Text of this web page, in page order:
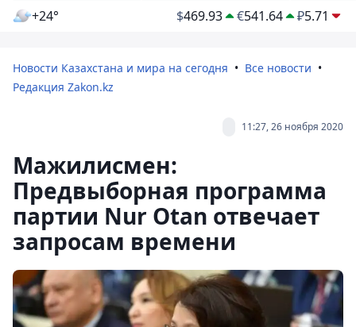
+24° $469.93 €541.64 ₽5.71
Новости Казахстана и мира на сегодня
Все новости
Редакция Zakon.kz
11:27, 26 ноября 2020
Мажилисмен:
Предвыборная программа
партии Nur Otan отвечает
запросам времени